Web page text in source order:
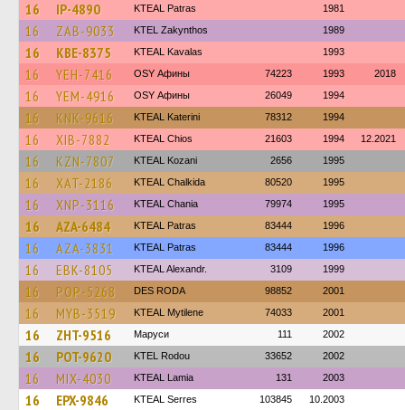
16 IP-4890 KTEAL Patras 1981
16 ZAB-9033 KTEL Zakynthos 1989
16 KBE-8375 KTEAL Kavalas 1993
16 YEH-7416 OSY Афины 74223 1993 2018
16 YEM-4916 OSY Афины 26049 1994
16 KNK-9616 KTEAL Katerini 78312 1994
16 XIB-7882 KTEAL Chios 21603 1994 12.2021
16 KZN-7807 KTEAL Kozani 2656 1995
16 XAT-2186 KTEAL Chalkida 80520 1995
16 XNP-3116 KTEAL Chania 79974 1995
16 AZA-6484 KTEAL Patras 83444 1996
16 AZA-3831 KTEAL Patras 83444 1996
16 EBK-8105 KTEAL Alexandr. 3109 1999
16 POP-5268 DES RODA 98852 2001
16 MYB-3519 KTEAL Mytilene 74033 2001
16 ZHT-9516 Маруси 111 2002
16 POT-9620 ΚΤΕL Rodou 33652 2002
16 MIX-4030 KTEAL Lamia 131 2003
16 EPX-9846 KTEAL Serres 103845 10.2003